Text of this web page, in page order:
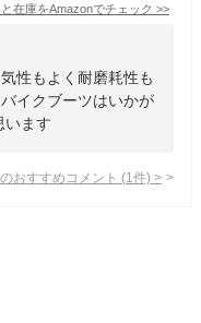
在庫をAmazonでチェック >>
性もよく耐磨耗性も
イクブーツはいかが
います
おすすめコメント (1 件) >